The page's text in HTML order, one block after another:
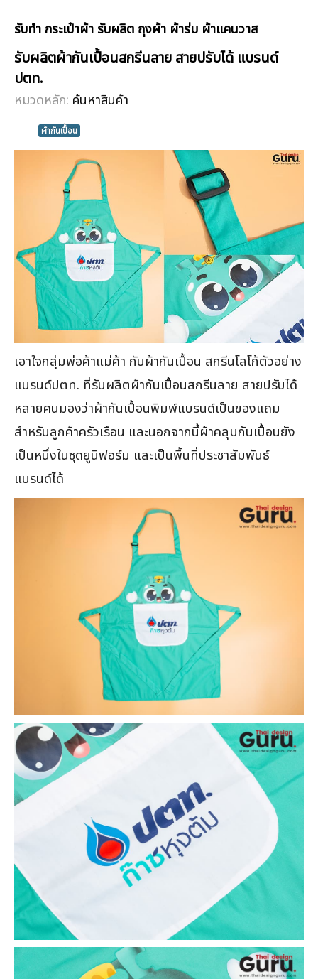
รับทำ กระเป๋าผ้า รับผลิต ถุงผ้า ผ้าร่ม ผ้าแคนวาส
รับผลิตผ้ากันเปื้อนสกรีนลาย สายปรับได้ แบรนด์
ปตท.
หมวดหลัก: ค้นหาสินค้า
ผ้ากันเปื้อน
เอาใจกลุ่มพ่อค้าแม่ค้า กับผ้ากันเปื้อน สกรีนโลโก้ตัวอย่าง
แบรนด์ปตท. ที่รับผลิตผ้ากันเปื้อนสกรีนลาย สายปรับได้
หลายคนมองว่าผ้ากันเปื้อนพิมพ์แบรนด์เป็นของแถม
สำหรับลูกค้าครัวเรือน และนอกจากนี้ผ้าคลุมกันเปื้อนยัง
เป็นหนึ่งในชุดยูนิฟอร์ม และเป็นพื้นที่ประชาสัมพันธ์
แบรนด์ได้